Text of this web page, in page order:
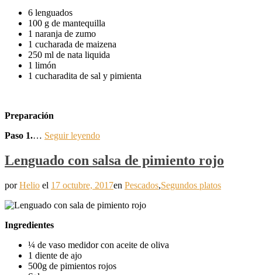
6 lenguados
100 g de mantequilla
1 naranja de zumo
1 cucharada de maizena
250 ml de nata liquida
1 limón
1 cucharadita de sal y pimienta
Preparación
Paso 1.… Seguir leyendo
Lenguado con salsa de pimiento rojo
porHelio el 17 octubre, 2017en Pescados,Segundos platos
Ingredientes
¼ de vaso medidor con aceite de oliva
1 diente de ajo
500g de pimientos rojos